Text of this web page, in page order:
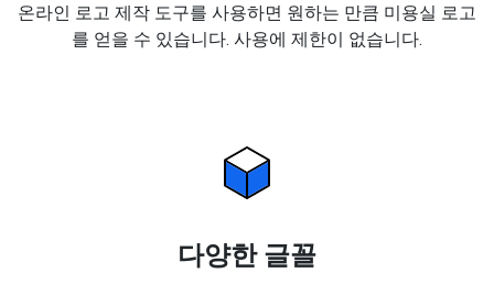
온라인 로고 제작 도구를 사용하면 원하는 만큼 미용실 로고
를 얻을 수 있습니다. 사용에 제한이 없습니다.
다양한 글꼴